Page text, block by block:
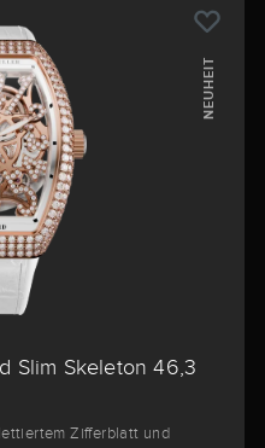
NEUHEIT
Slim Skeleton 46,3
Zifferblatt und